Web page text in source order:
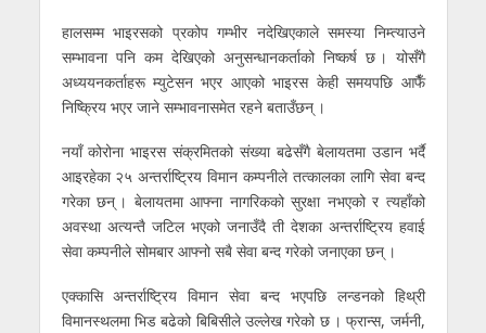
हालसम्म भाइरसको प्रकोप गम्भीर नदेखिएकाले समस्या निम्त्याउने
सम्भावना पनि कम देखिएको अनुसन्धानकर्ताको निष्कर्ष छ । योसँगै
अध्ययनकर्ताहरू म्युटेसन भएर आएको भाइरस केही समयपछि आफैँ
निष्क्रिय भएर जाने सम्भावनासमेत रहने बताउँछन् ।
नयाँ कोरोना भाइरस संक्रमितको संख्या बढेसँगै बेलायतमा उडान भर्दै
आइरहेका २५ अन्तर्राष्ट्रिय विमान कम्पनीले तत्कालका लागि सेवा बन्द
गरेका छन् । बेलायतमा आफ्ना नागरिकको सुरक्षा नभएको र त्यहाँको
अवस्था अत्यन्तै जटिल भएको जनाउँदै ती देशका अन्तर्राष्ट्रिय हवाई
सेवा कम्पनीले सोमबार आफ्नो सबै सेवा बन्द गरेको जनाएका छन् ।
एक्कासि अन्तर्राष्ट्रिय विमान सेवा बन्द भएपछि लन्डनको हिथ्री
विमानस्थलमा भिड बढेको बिबिसीले उल्लेख गरेको छ । फ्रान्स, जर्मनी,